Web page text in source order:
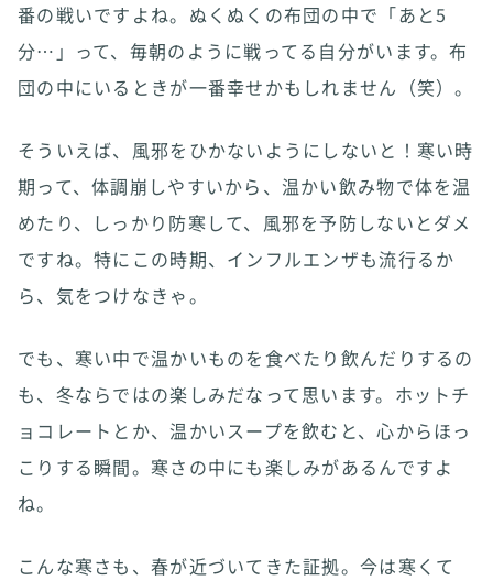
番の戦いですよね。ぬくぬくの布団の中で「あと5
分…」って、毎朝のように戦ってる自分がいます。布
団の中にいるときが一番幸せかもしれません（笑）。
そういえば、風邪をひかないようにしないと！寒い時
期って、体調崩しやすいから、温かい飲み物で体を温
めたり、しっかり防寒して、風邪を予防しないとダメ
ですね。特にこの時期、インフルエンザも流行るか
ら、気をつけなきゃ。
でも、寒い中で温かいものを食べたり飲んだりするの
も、冬ならではの楽しみだなって思います。ホットチ
ョコレートとか、温かいスープを飲むと、心からほっ
こりする瞬間。寒さの中にも楽しみがあるんですよ
ね。
こんな寒さも、春が近づいてきた証拠。今は寒くて